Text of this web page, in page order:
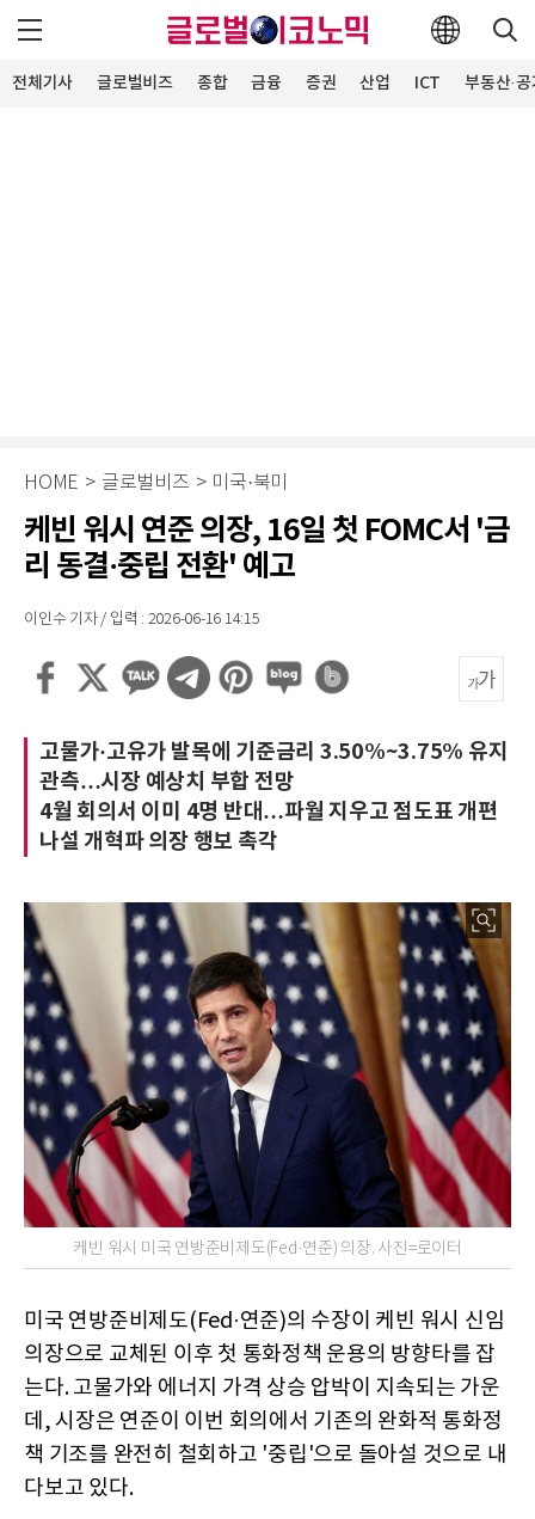
전체기사 글로벌비즈 종합 금융 증권 산업 ICT 부동산·
HOME > 글로벌비즈 > 미국·북미
케빈 워시 연준 의장, 16일 첫 FOMC서 '금
리 동결·중립 전환' 예고
이인수 기자 / 입력 : 2026-06-16 14:15
고물가·고유가 발목에 기준금리 3.50%~3.75% 유지
관측…시장 예상치 부합 전망
4월 회의서 이미 4명 반대…파월 지우고 점도표 개편
나설 개혁파 의장 행보 촉각
케빈 워시 미국 연방준비제도(Fed·연준) 의장. 사진=로이터
미국 연방준비제도(Fed·연준)의 수장이 케빈 워시 신임
의장으로 교체된 이후 첫 통화정책 운용의 방향타를 잡
는다. 고물가와 에너지 가격 상승 압박이 지속되는 가운
데, 시장은 연준이 이번 회의에서 기존의 완화적 통화정
책 기조를 완전히 철회하고 '중립'으로 돌아설 것으로 내
다보고 있다.